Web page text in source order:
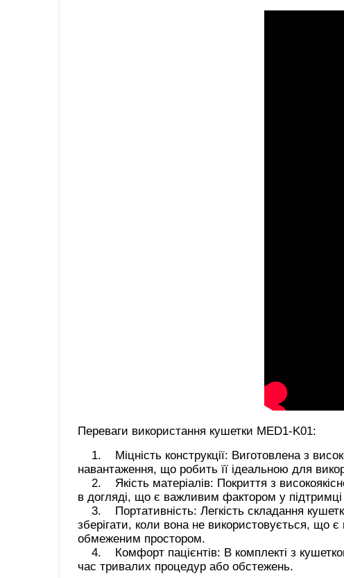
Переваги використання кушетки MED1-K01:
1. Міцність конструкції: Виготовлена з
навантаження, що робить її ідеальною для
2. Якість матеріалів: Покриття з
в догляді, що є важливим фактором у підтримці
3. Портативність: Легкість складання
зберігати, коли вона не використовується, що є
обмеженим простором.
4. Комфорт пацієнтів: В комплекті з
час тривалих процедур або обстежень.